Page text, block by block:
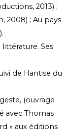
2013) ;
2008) ; Au pays
Ses
de Hantise du
(ouvrage
avec Thomas
» aux éditions